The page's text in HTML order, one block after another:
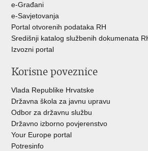
e-Građani
e-Savjetovanja
Portal otvorenih podataka RH
Središnji katalog službenih dokumenata
Izvozni portal
Korisne poveznice
Vlada Republike Hrvatske
Državna škola za javnu upravu
Odbor za državnu službu
Državno izborno povjerenstvo
Your Europe portal
Potresinfo